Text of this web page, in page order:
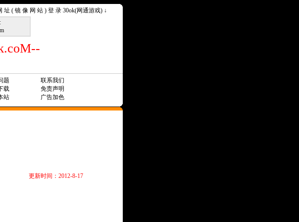
址 ( 镜 像 网 站 ) 登 录 30ok(网通游戏) ↓
题
联系我们
载
免责声明
站 广告加色
更新时间：2012-8-17